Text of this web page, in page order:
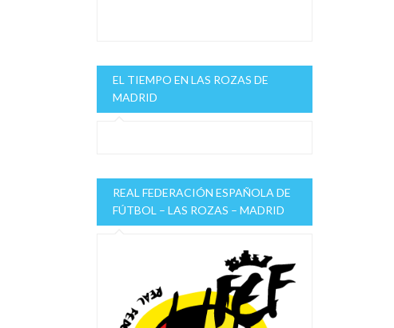
EL TIEMPO EN LAS ROZAS DE
MADRID
REAL FEDERACIÓN ESPAÑOLA DE
FÚTBOL – LAS ROZAS – MADRID